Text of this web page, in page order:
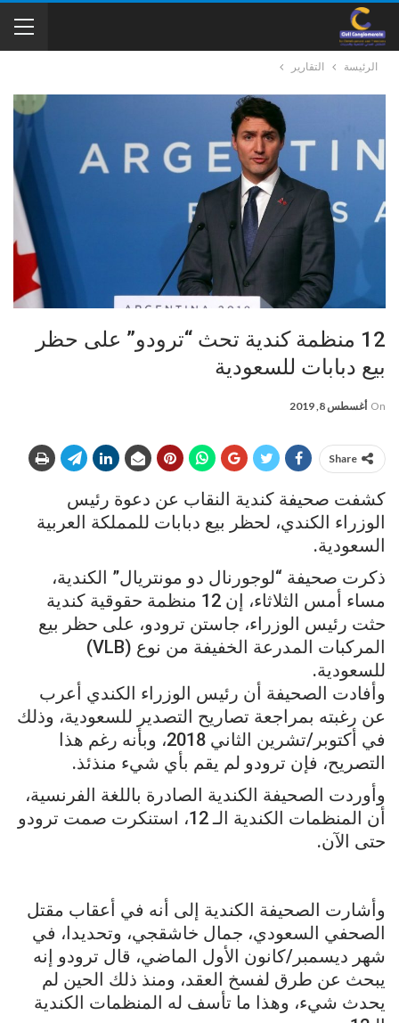
الرئيسة التقارير
12 منظمة كندية تحث “ترودو” على حظر
بيع دبابات للسعودية
On أغسطس 8, 2019
Share
كشفت صحيفة كندية النقاب عن دعوة رئيس
الوزراء الكندي، لحظر بيع دبابات للمملكة العربية
السعودية.
ذكرت صحيفة “لوجورنال دو مونتريال” الكندية،
مساء أمس الثلاثاء، إن 12 منظمة حقوقية كندية
حثت رئيس الوزراء، جاستن ترودو، على حظر بيع
المركبات المدرعة الخفيفة من نوع (VLB)
للسعودية.
وأفادت الصحيفة أن رئيس الوزراء الكندي أعرب
عن رغبته بمراجعة تصاريح التصدير للسعودية، وذلك
في أكتوبر/تشرين الثاني 2018، وبأنه رغم هذا
التصريح، فإن ترودو لم يقم بأي شيء منذئذ.
وأوردت الصحيفة الكندية الصادرة باللغة الفرنسية،
أن المنظمات الكندية الـ 12، استنكرت صمت ترودو
حتى الآن.
وأشارت الصحيفة الكندية إلى أنه في أعقاب مقتل
الصحفي السعودي، جمال خاشقجي، وتحديدا، في
شهر ديسمبر/كانون الأول الماضي، قال ترودو إنه
يبحث عن طرق لفسخ العقد، ومنذ ذلك الحين لم
يحدث شيء، وهذا ما تأسف له المنظمات الكندية